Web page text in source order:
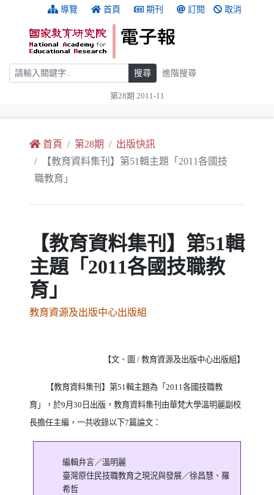
跳到主要內容 導覽 首頁 期刊 訂閱 取消
搜尋 搜尋 進階搜尋
第28期 2011-11
首頁 第28期
出版快訊
【教育資料集刊】第51輯主題「2011各國技
職教育」
【教育資料集刊】第51輯
主題「2011各國技職教
育」
教育資源及出版中心出版組
【文、圖 / 教育資源及出版中心出版組】
【教育資料集刊】第51輯主題為「 2011各國技職教
育」，於9月 30 日出版，教育資料集刊由華梵大學溫明麗副校
長擔任主編，一共收錄以下7篇論文：
編輯弁言／溫明麗
臺灣原住民技職教育之現況與發展／徐昌慧、羅
希哲